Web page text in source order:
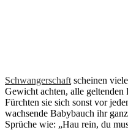
Schwangerschaft scheinen
Gewicht achten, alle
Fürchten sie sich sonst vor
wachsende Babybauch ihr
Sprüche wie: „Hau rein, du